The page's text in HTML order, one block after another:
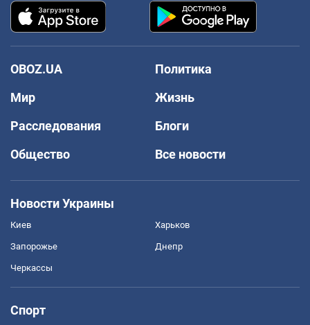
OBOZ.UA
Политика
Мир
Жизнь
Расследования
Блоги
Общество
Все новости
Новости Украины
Киев Харьков
Запорожье Днепр
Черкассы
Спорт